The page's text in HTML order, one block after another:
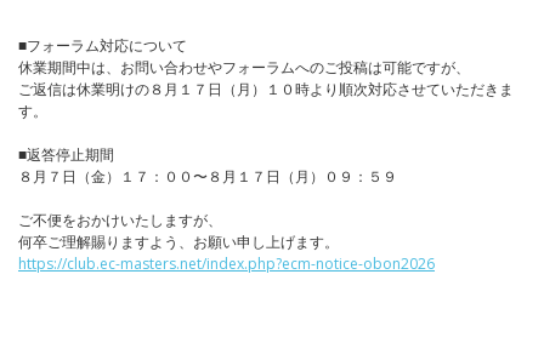
■フォーラム対応について
休業期間中は、お問い合わせやフォーラムへのご投稿は可能ですが、
ご返信は休業明けの８月１７日（月）１０時より順次対応させていただきま
す。
■返答停止期間
８月７日（金）１７：００〜８月１７日（月）０９：５９
ご不便をおかけいたしますが、
何卒ご理解賜りますよう、お願い申し上げます。
https://club.ec-masters.net/index.php?ecm-notice-obon2026